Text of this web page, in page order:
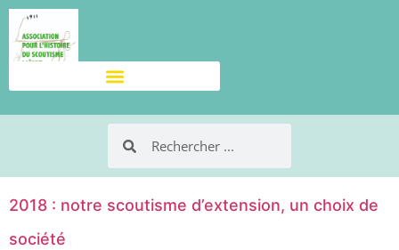
2018 : notre scoutisme d’extension, un choix de
société